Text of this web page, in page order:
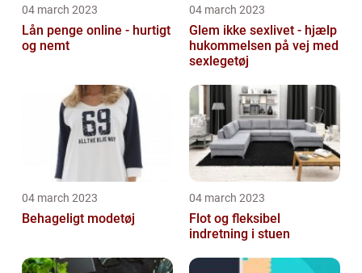
04 march 2023
Lån penge online - hurtigt
og nemt
04 march 2023
Glem ikke sexlivet - hjælp
hukommelsen på vej med
sexlegetøj
04 march 2023
Behageligt modetøj
04 march 2023
Flot og fleksibel
indretning i stuen